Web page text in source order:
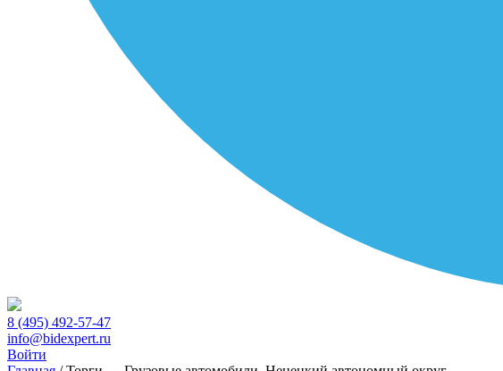
8 (495) 492-57-47
info@bidexpert.ru
Войти